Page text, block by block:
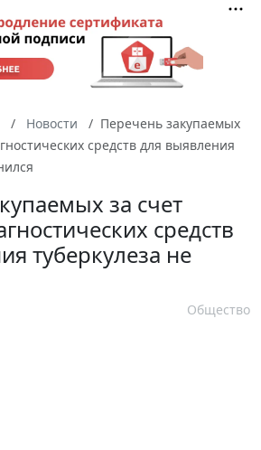
Новости
Перечень закупаемых
средств для выявления
за счет
средств
туберкулеза не
Общество